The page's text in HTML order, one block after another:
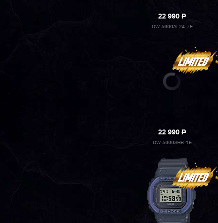
22 990P
DW-5600AL24-7E
22 990P
DW-5600SHB-1E